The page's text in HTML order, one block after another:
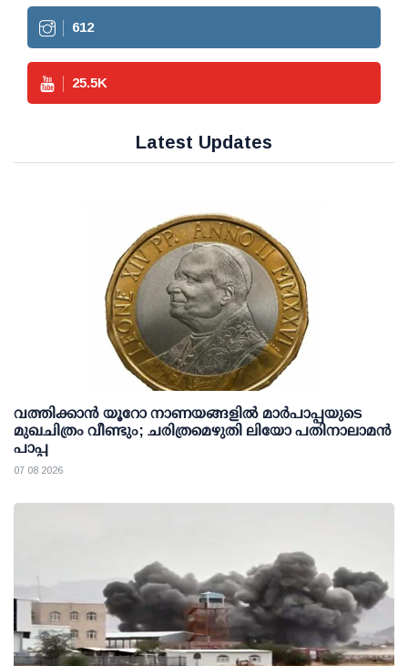
612
25.5K
Latest Updates
വത്തിക്കാൻ യൂറോ നാണയങ്ങളിൽ മാർപാപ്പയുടെ
മുഖചിത്രം വീണ്ടും; ചരിത്രമെഴുതി ലിയോ പതിനാലാമൻ
പാപ്പ
07 08 2026